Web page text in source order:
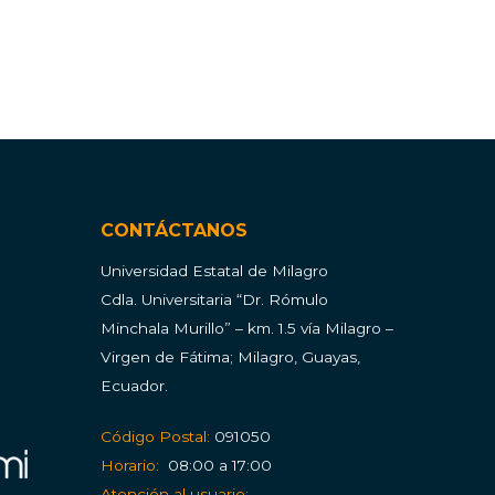
CONTÁCTANOS
Universidad Estatal de Milagro
Cdla. Universitaria “Dr. Rómulo
Minchala Murillo” – km. 1.5 vía Milagro –
Virgen de Fátima; Milagro, Guayas,
Ecuador.
Código Postal: 091050
Horario:
08:00 a 17:00